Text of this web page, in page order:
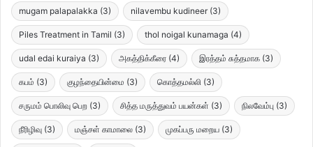
mugam palapalakka (3) nilavembu kudineer (3)
Piles Treatment in Tamil (3) thol noigal kunamaga (4)
udal edai kuraiya (3) அகத்திக்கீரை (4) இரத்தம் சுத்தமாக (3)
கபம் (3) குழந்தையின்மை (3) கொத்தமல்லி (3)
சருமம் பொலிவு பெற (3) சித்த மருத்துவம் பயன்கள் (3) நிலவேம்பு (3)
நீரிழிவு (3) மஞ்சள் காமாலை (3) முகப்பரு மறைய (3)